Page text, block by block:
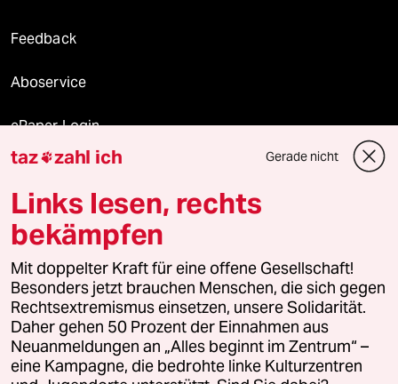
Feedback
Aboservice
ePaper Login
Downloads für Abonnierende
© 2026 taz Verlags und Vertriebs GmbH
Alle Rechte vorbehalten. Bei rechtlichen Fragen oder für Genehmigungen
wenden Sie sich bitte an lizenzen@taz.de
Feedback Redaktionsstatut Kommune-Richtlinien
Leitlinie Informant Datenschutz Impressum AGB
taz zahl ich Gerade nicht
Links lesen, rechts
bekämpfen
Mit doppelter Kraft für eine offene Gesellschaft!
Besonders jetzt brauchen Menschen, die sich gegen
Rechtsextremismus einsetzen, unsere Solidarität.
Daher gehen 50 Prozent der Einnahmen aus
Neuanmeldungen an „Alles beginnt im Zentrum“ –
eine Kampagne, die bedrohte linke Kulturzentren